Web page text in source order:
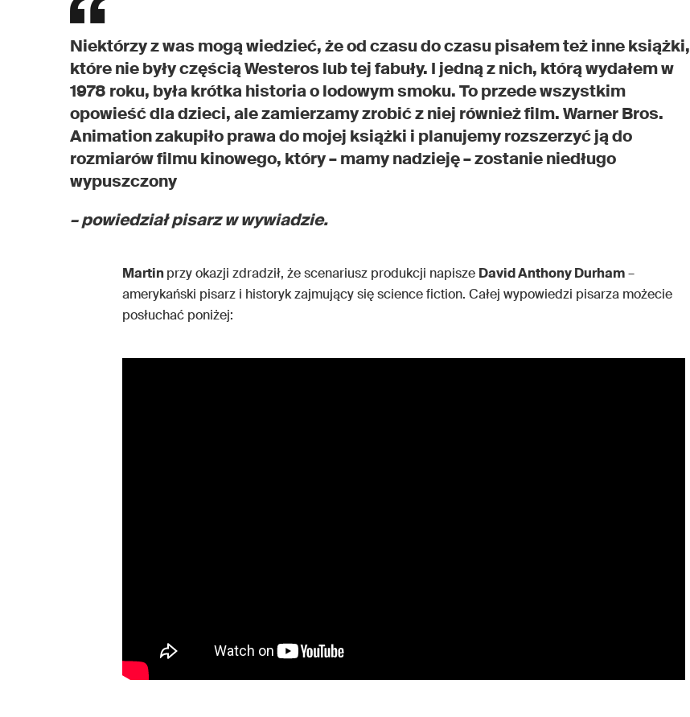
Niektórzy z was mogą wiedzieć, że od czasu do czasu pisałem też inne książki,
które nie były częścią Westeros lub tej fabuły. I jedną z nich, którą wydałem w
1978 roku, była krótka historia o lodowym smoku. To przede wszystkim
opowieść dla dzieci, ale zamierzamy zrobić z niej również film. Warner Bros.
Animation zakupiło prawa do mojej książki i planujemy rozszerzyć ją do
rozmiarów filmu kinowego, który – mamy nadzieję – zostanie niedługo
wypuszczony
– powiedział pisarz w wywiadzie.
Martinprzy okazji zdradził, że scenariusz produkcji napisze David Anthony Durham–
amerykański pisarz i historyk zajmujący się science fiction. Całej wypowiedzi pisarza możecie
posłuchać poniżej: